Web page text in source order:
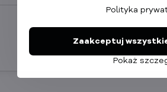
Polityka
Pokaż
Zaakceptuj